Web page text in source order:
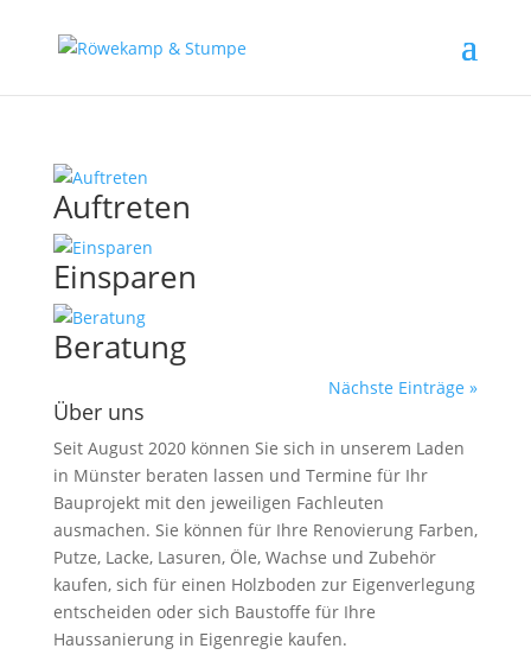
Auftreten
Einsparen
Beratung
Nächste Einträge »
Über uns
Seit August 2020 können Sie sich in unserem Laden
in Münster beraten lassen und Termine für Ihr
Bauprojekt mit den jeweiligen Fachleuten
ausmachen. Sie können für Ihre Renovierung Farben,
Putze, Lacke, Lasuren, Öle, Wachse und Zubehör
kaufen, sich für einen Holzboden zur Eigenverlegung
entscheiden oder sich Baustoffe für Ihre
Haussanierung in Eigenregie kaufen.